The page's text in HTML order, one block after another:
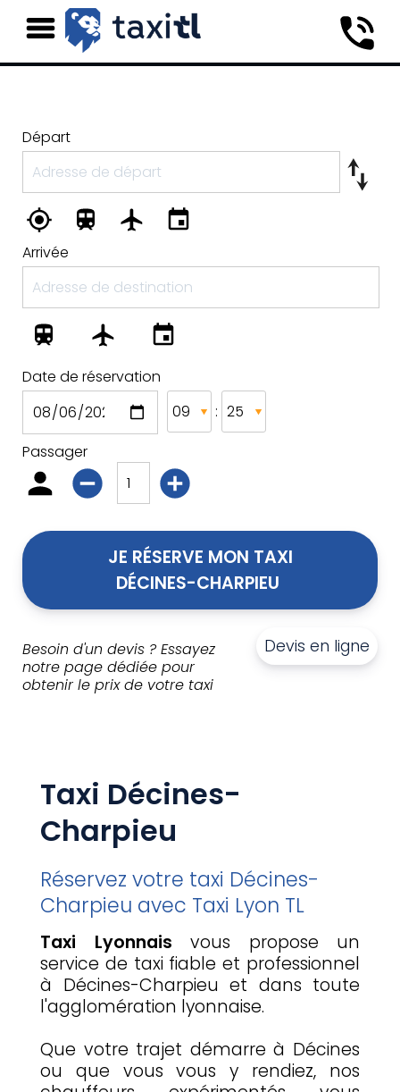
Départ
Arrivée
Date de réservation
:
Passager
JE RÉSERVE MON TAXI
Besoin d'un devis ? Essayez
notre page dédiée pour
obtenir le prix de votre taxi
Devis en ligne
Taxi Décines-
Charpieu
Réservez votre taxi Décines-
Charpieu avec Taxi Lyon TL
Taxi Lyonnais vous propose un
service de taxi fiable et professionnel
à Décines-Charpieu et dans toute
l'agglomération lyonnaise.
Que votre trajet démarre à Décines
ou que vous vous y rendiez, nos